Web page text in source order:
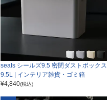
seals シールズ9.5 密閉ダストボックス
9.5L | インテリア雑貨・ゴミ箱
¥4,840(税込)